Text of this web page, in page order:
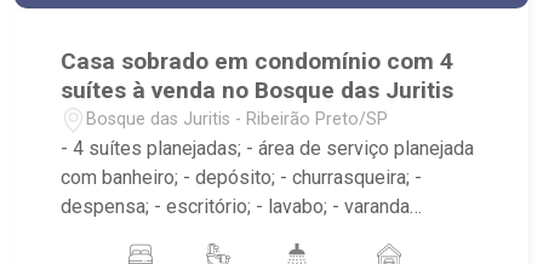
Casa sobrado em condomínio com 4
suítes à venda no Bosque das Juritis
Bosque das Juritis - Ribeirão Preto/SP
- 4 suítes planejadas; - área de serviço planejada
com banheiro; - depósito; - churrasqueira; -
despensa; - escritório; - lavabo; - varanda